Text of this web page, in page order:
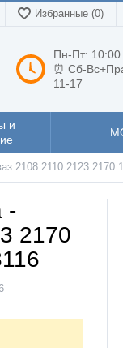
Избранные (0)
Пн-Пт:
⏰ Сб-
11-17
и
2108 2110 2123 2170
-
2170